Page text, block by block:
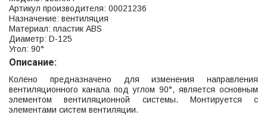
Артикул производителя: 00021236
Назначение: вентиляция
Материал: пластик ABS
Диаметр: D-125
Угол: 90°
Описание:
Колено предназначено для изменения направления
вентиляционного канала под углом 90°, является основным
элементом вентиляционной системы. Монтируется с
элементами систем вентиляции.